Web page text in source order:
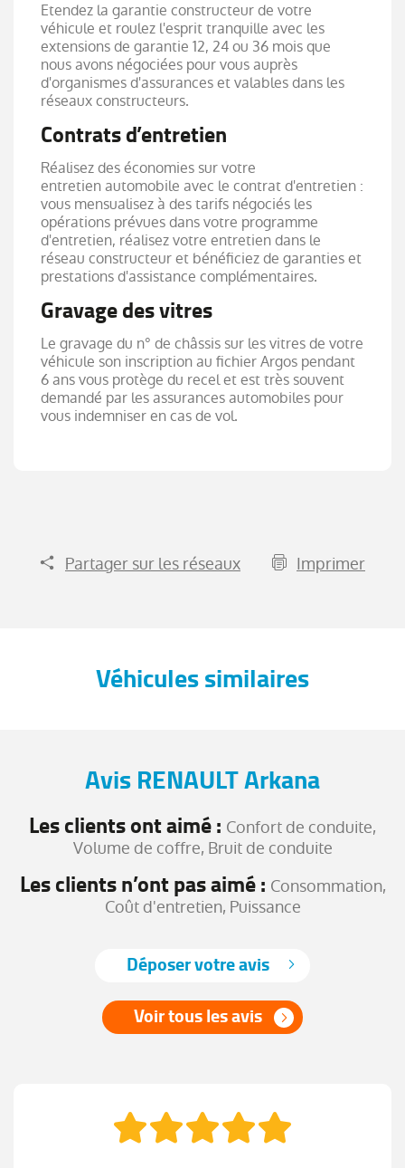
Etendez la garantie constructeur de votre
véhicule et roulez l'esprit tranquille avec les
extensions de garantie 12, 24 ou 36 mois que
nous avons négociées pour vous auprès
d'organismes d'assurances et valables dans les
réseaux constructeurs.
Contrats d’entretien
Réalisez des économies sur votre
entretien automobile avec le contrat d'entretien :
vous mensualisez à des tarifs négociés les
opérations prévues dans votre programme
d'entretien, réalisez votre entretien dans le
réseau constructeur et bénéficiez de garanties et
prestations d'assistance complémentaires.
Gravage des vitres
Le gravage du n° de châssis sur les vitres de votre
véhicule son inscription au fichier Argos pendant
6 ans vous protège du recel et est très souvent
demandé par les assurances automobiles pour
vous indemniser en cas de vol.
Partager sur les réseaux Imprimer
Véhicules similaires
Avis RENAULT Arkana
Les clients ont aimé : Confort de conduite,
Volume de coffre, Bruit de conduite
Les clients n’ont pas aimé : Consommation,
Coût d'entretien, Puissance
Déposer votre avis
Voir tous les avis